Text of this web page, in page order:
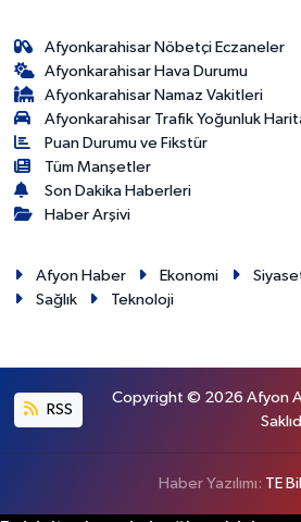
Afyonkarahisar Nöbetçi Eczaneler
Afyonkarahisar Hava Durumu
Afyonkarahisar Namaz Vakitleri
Afyonkarahisar Trafik Yoğunluk
Puan Durumu ve Fikstür
Tüm Manşetler
Son Dakika Haberleri
Haber Arşivi
Afyon Haber Ekonomi
Sağlık
Teknoloji
RSS
Copyright © 2026 Afyon
Haber Yazılımı: TE